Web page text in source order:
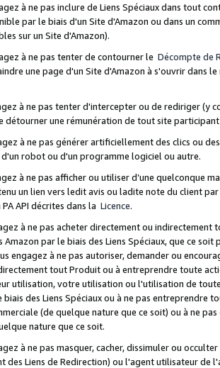
à ne pas inclure de Liens Spéciaux dans tout
par le biais d'un Site d'Amazon ou dans un
sur un Site d'Amazon).
à ne pas tenter de contourner le Décompte de
une page d'un Site d'Amazon à s'ouvrir dans
à ne pas tenter d'intercepter ou de rediriger
détourner une rémunération de tout site
à ne pas générer artificiellement des clics ou
robot ou d'un programme logiciel ou autre.
à ne pas afficher ou utiliser d’une quelconque
un lien vers ledit avis ou ladite note du client
API décrites dans la Licence.
à ne pas acheter directement ou
Amazon par le biais des Liens Spéciaux, que ce
engagez à ne pas autoriser, demander ou
tout Produit ou à entreprendre toute
utilisation, votre utilisation ou l'utilisation de
des Liens Spéciaux ou à ne pas entreprendre
(de quelque nature que ce soit) ou à ne
nature que ce soit.
à ne pas masquer, cacher, dissimuler ou
des Liens de Redirection) ou l'agent utilisateur